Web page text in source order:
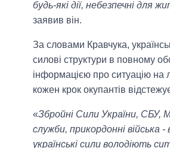
будь-які дії, небезпечні для
заявив він.
За словами Кравчука,
силові структури в повному
інформацією про ситуацію на
кожен крок окупантів
«Збройні Сили України, СБУ,
служби, прикордонні війська -
українські сили володіють